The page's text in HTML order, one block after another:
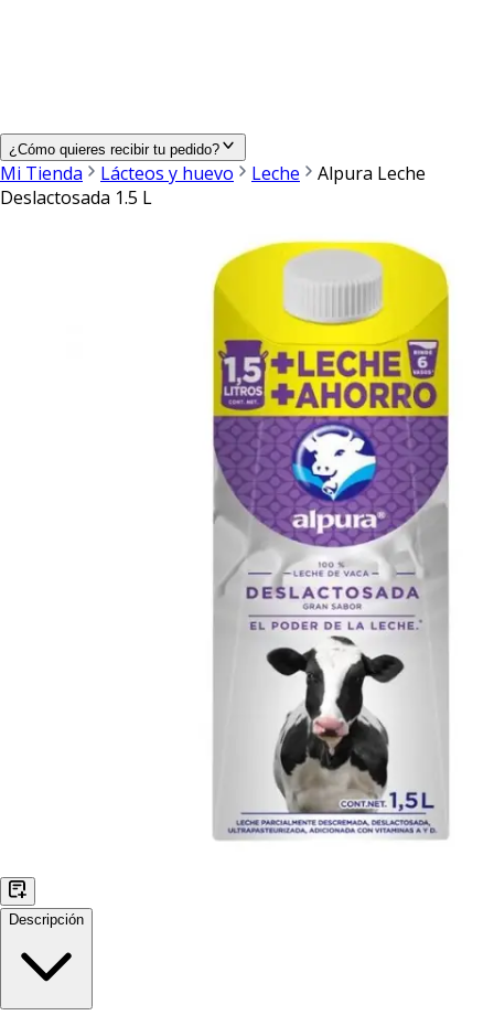
¿Cómo quieres recibir tu pedido?
Mi Tienda Lácteos y huevo Leche
Alpura Leche
Deslactosada 1.5 L
Descripción